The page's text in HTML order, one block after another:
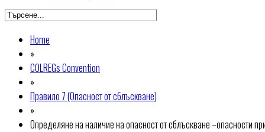
Home
»
COLREGs Convention
»
Правило 7 (Опасност от сблъскване)
»
Определяне на наличие на опасност от сблъскване –опасности